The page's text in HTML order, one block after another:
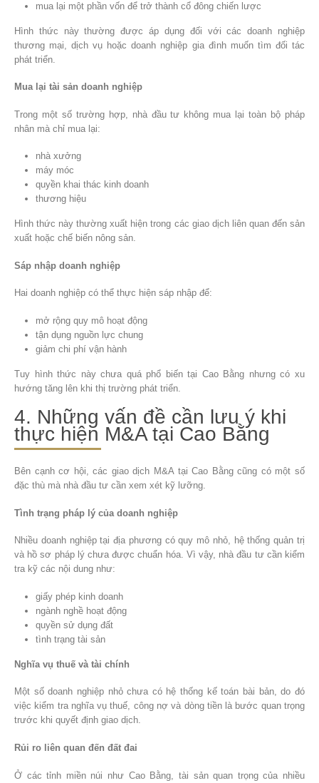
mua lại một phần vốn để trở thành cổ đông chiến lược
Hình thức này thường được áp dụng đối với các doanh nghiệp
thương mại, dịch vụ hoặc doanh nghiệp gia đình muốn tìm đối tác
phát triển.
Mua lại tài sản doanh nghiệp
Trong một số trường hợp, nhà đầu tư không mua lại toàn bộ pháp
nhân mà chỉ mua lại:
nhà xưởng
máy móc
quyền khai thác kinh doanh
thương hiệu
Hình thức này thường xuất hiện trong các giao dịch liên quan đến sản
xuất hoặc chế biến nông sản.
Sáp nhập doanh nghiệp
Hai doanh nghiệp có thể thực hiện sáp nhập để:
mở rộng quy mô hoạt động
tận dụng nguồn lực chung
giảm chi phí vận hành
Tuy hình thức này chưa quá phổ biến tại Cao Bằng nhưng có xu
hướng tăng lên khi thị trường phát triển.
4. Những vấn đề cần lưu ý khi
thực hiện M&A tại Cao Bằng
Bên cạnh cơ hội, các giao dịch M&A tại Cao Bằng cũng có một số
đặc thù mà nhà đầu tư cần xem xét kỹ lưỡng.
Tình trạng pháp lý của doanh nghiệp
Nhiều doanh nghiệp tại địa phương có quy mô nhỏ, hệ thống quản trị
và hồ sơ pháp lý chưa được chuẩn hóa. Vì vậy, nhà đầu tư cần kiểm
tra kỹ các nội dung như:
giấy phép kinh doanh
ngành nghề hoạt động
quyền sử dụng đất
tình trạng tài sản
Nghĩa vụ thuế và tài chính
Một số doanh nghiệp nhỏ chưa có hệ thống kế toán bài bản, do đó
việc kiểm tra nghĩa vụ thuế, công nợ và dòng tiền là bước quan trọng
trước khi quyết định giao dịch.
Rủi ro liên quan đến đất đai
Ở các tỉnh miền núi như Cao Bằng, tài sản quan trọng của nhiều